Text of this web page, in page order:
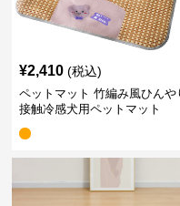
¥2,410 (税込)
ペットマット 竹編み風ひんや
接触冷感犬用ペットマット